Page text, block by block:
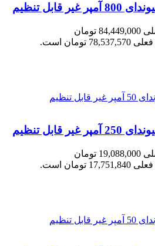
تنظیم
قیمت اصلی 84,449,000 تومان
تومان است.
تنظیم
قیمت اصلی 19,088,000 تومان
تومان است.